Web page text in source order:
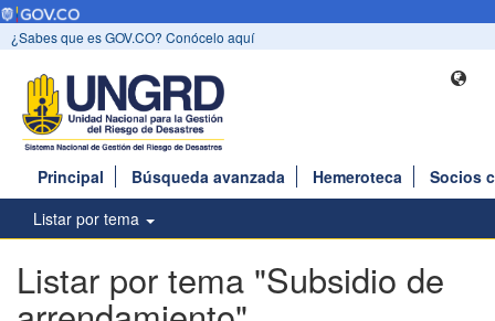
¿Sabes que es GOV.CO? Conócelo aquí
Principal Búsqueda avanzada Hemeroteca
Socios
Listar por tema
Listar por tema "Subsidio de